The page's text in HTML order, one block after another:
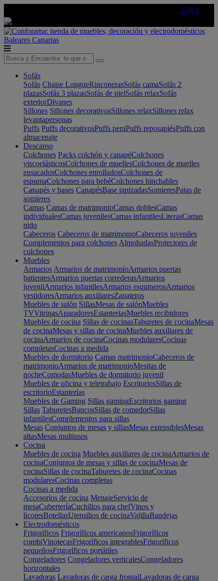
AQUÍ
Baleares Canarias
Sofás
Sofás Chaise LongueRinconerasSofás camaSofás 2
plazasSofás 3 plazasSofás de pielSofás relaxSofás
exteriorDivanes
Sillones Sillones decorativosSillones relaxSillones relax
levantapersonas
Puffs Puffs decorativosPuffs peraPuffs reposapiésPuffs con
almacenaje
Descanso
Colchones Packs colchón y canapéColchones
viscoelásticosColchones de muellesColchones de muelles
ensacadosColchones enrolladosColchones de
espumaColchones para bebéColchones hinchables
Canapés y bases CanapésBase tapizadasSomieresPatas de
somieres
Camas Camas de matrimonioCamas doblesCamas
individualesCamas juvenilesCamas infantilesLiterasCamas
nido
Cabeceros Cabeceros de matrimonioCabeceros juveniles
Complementos para colchones AlmohadasProtectores de
colchones
Muebles
Armarios Armarios de matrimonioArmarios puertas
batientesArmarios puertas correderasArmarios
juvenilArmarios infantilesArmarios esquinerosArmarios
vestidoresArmarios auxiliaresZapateros
Muebles de salón SillasMesas de salónMuebles
TVVitrinasAparadoresEstanteriasMuebles recibidores
Muebles de cocina Sillas de cocinasTaburetes de cocinaMesas
de cocinaMesas y sillas de cocinaMuebles auxiliares de
cocinaArmarios de cocinaCocinas modularesCocinas
completasCocinas a medida
Muebles de dormitorio Camas matrimonioCabeceros de
matrimonioArmarios de matrimonioMesitas de
nocheComodasMuebles de dormitorio juvenil
Muebles de oficina y teletrabajo EscritoriosSillas de
escritorioEstanterías
Muebles de Gaming Sillas gamingEscritorios gaming
Sillas TaburetesBancosSillas de comedorSillas
infantilesComplementos para sillas
Mesas Conjuntos de mesas y sillasMesas extensiblesMesas
altasMesas multiusos
Cocina
Muebles de cocina Muebles auxiliares de cocinaArmarios de
cocinaConjuntos de mesas y sillas de cocinaMesas de
cocinaSillas de cocinaTaburetes de cocinaCocinas
modularesCocinas completas
Cocinas a medida
Accesorios de cocina MenajeServicio de
mesaCuberteríaCuchillos para chefVinos y
licoresBotellasUtensilios de cocinaVajillaBandejas
Electrodomésticos
Frigoríficos Frigoríficos americanosFrigoríficos
combiVinotecasFrigoríficos integrablesFrigoríficos
pequeñosFrigoríficos portátiles
Congeladores Congeladores verticalesCongeladores
horizontales
Lavadoras Lavadoras de carga frontalLavadoras de carga